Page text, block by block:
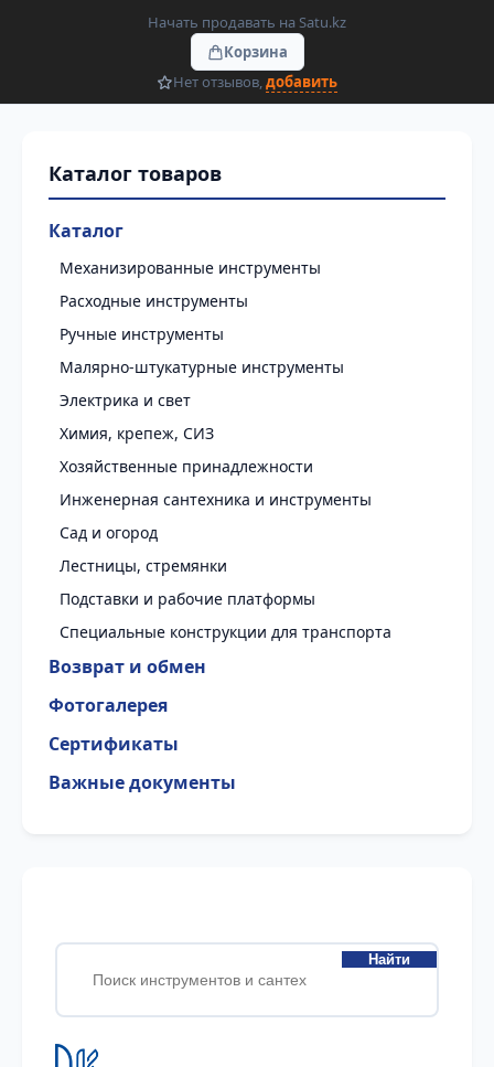
Начать продавать на Satu.kz
Корзина
Нет отзывов,добавить
Каталог
Механизированные инструменты
Расходные инструменты
Ручные инструменты
Малярно-штукатурные инструменты
Электрика и свет
Химия, крепеж, СИЗ
Хозяйственные принадлежности
Инженерная сантехника и инструменты
Сад и огород
Лестницы, стремянки
Подставки и рабочие платформы
Специальные конструкции для транспорта
Возврат и обмен
Фотогалерея
Сертификаты
Важные документы
Найти